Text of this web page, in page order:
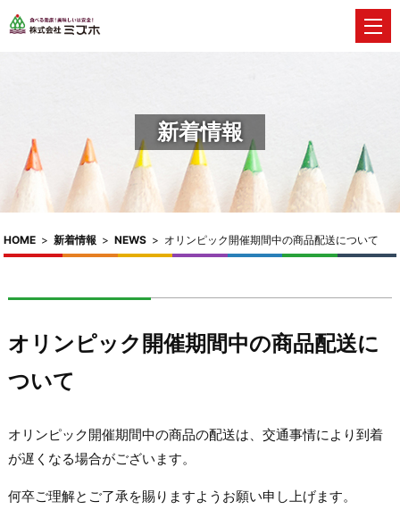
新着情報
HOME > 新着情報 > NEWS > オリンピック開催期間中の商品配送について
オリンピック開催期間中の商品配送に
ついて
オリンピック開催期間中の商品の配送は、交通事情により到着
が遅くなる場合がございます。
何卒ご理解とご了承を賜りますようお願い申し上げます。